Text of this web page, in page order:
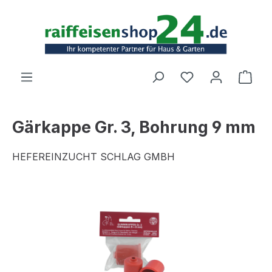
Gärkappe Gr. 3, Bohrung 9 mm
HEFEREINZUCHT SCHLAG GMBH